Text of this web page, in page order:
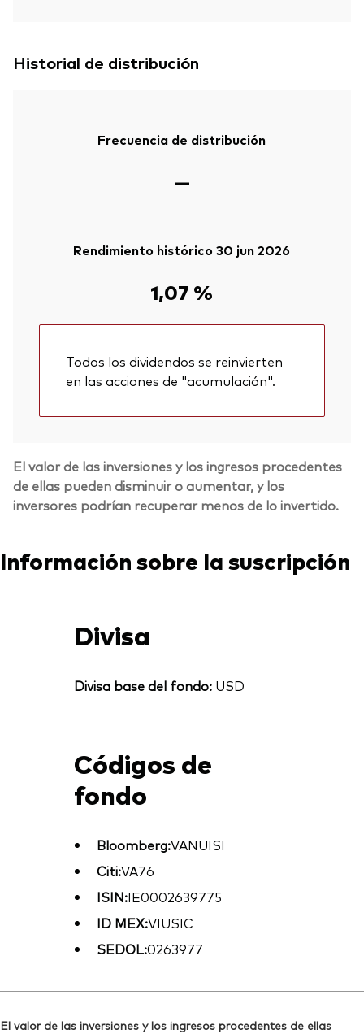
Historial de distribución
Frecuencia de distribución
—
Rendimiento histórico 30 jun 2026
1,07 %
Todos los dividendos se reinvierten
en las acciones de "acumulación".
El valor de las inversiones y los ingresos procedentes
de ellas pueden disminuir o aumentar, y los
inversores podrían recuperar menos de lo invertido.
Información sobre la suscripción
Divisa
Divisa base del fondo:USD
Códigos de
fondo
Bloomberg:VANUISI
Citi:VA76
ISIN:IE0002639775
ID MEX:VIUSIC
SEDOL:0263977
El valor de las inversiones y los ingresos procedentes de ellas